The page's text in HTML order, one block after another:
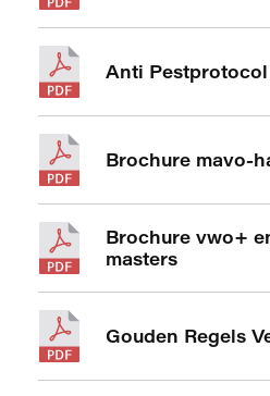
Anti
Brochure mavo-
Brochure vwo+
masters
Gouden Regels